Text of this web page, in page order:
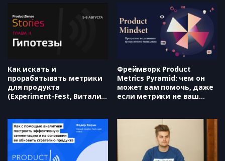
Как искать и
прорабатывать метрики
для продукта
(Experiment-Fest, Виталий
Фреймворк Product
Metrics Pyramid: чем он
может вам помочь, даже
если метрики не ваш